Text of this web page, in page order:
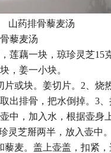
山药排骨藜麦汤
藜麦汤
莲藕一块，琼珍灵芝15
，姜一小块。
片或块。姜切片。2、烧
出排骨，把水倒掉。3
中，加入水，根据壶身
灵芝掰两半，放入壶中
藜麦。盖上壶盖，扣紧